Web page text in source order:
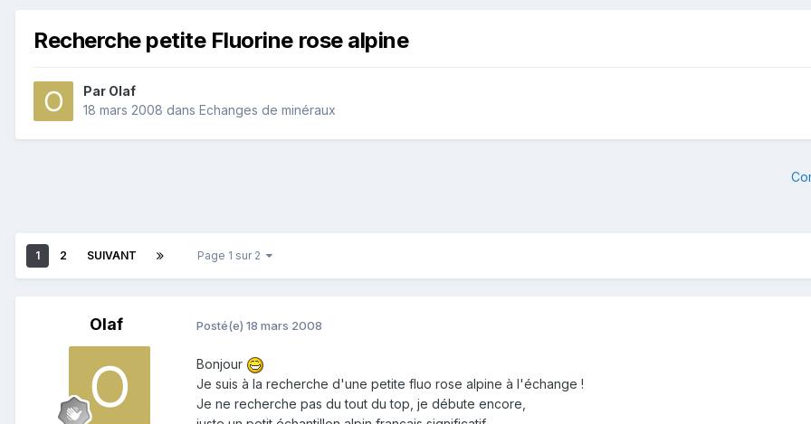
Recherche petite Fluorine rose alpine
Par Olaf
18 mars 2008 dans Echanges de minéraux
1 2 SUIVANT Page 1 sur 2
Olaf Posté(e) 18 mars 2008
Bonjour
Je suis à la recherche d'une petite fluo rose alpine à l'échange !
Je ne recherche pas du tout du top, je débute encore,